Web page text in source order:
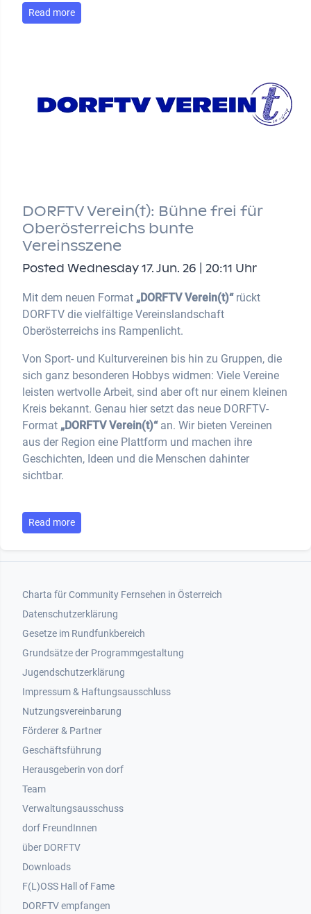
Read more
DORFTV Verein(t): Bühne frei für
Oberösterreichs bunte
Vereinsszene
Posted Wednesday 17. Jun. 26 | 20:11 Uhr
Mit dem neuen Format „DORFTV Verein(t)“rückt
DORFTV die vielfältige Vereinslandschaft
Oberösterreichs ins Rampenlicht.
Von Sport- und Kulturvereinen bis hin zu Gruppen, die
sich ganz besonderen Hobbys widmen: Viele Vereine
leisten wertvolle Arbeit, sind aber oft nur einem kleinen
Kreis bekannt. Genau hier setzt das neue DORFTV-
Format „DORFTV Verein(t)“an. Wir bieten Vereinen
aus der Region eine Plattform und machen ihre
Geschichten, Ideen und die Menschen dahinter
sichtbar.
Read more
Footer 1
Charta für Community Fernsehen in Österreich
Datenschutzerklärung
Gesetze im Rundfunkbereich
Grundsätze der Programmgestaltung
Jugendschutzerklärung
Impressum & Haftungsausschluss
Nutzungsvereinbarung
Footer 2
Förderer & Partner
Geschäftsführung
Herausgeberin von dorf
Team
Verwaltungsausschuss
dorf FreundInnen
Footer 3
über DORFTV
Downloads
F(L)OSS Hall of Fame
Footer 4
DORFTV empfangen